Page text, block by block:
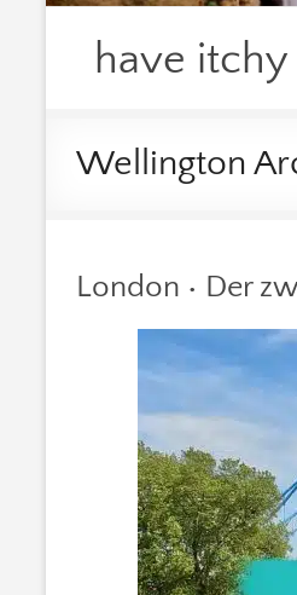
have
Wellington
London • Der